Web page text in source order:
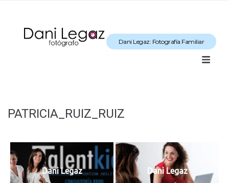
Dani Legaz: Fotografía Familiar
PATRICIA_RUIZ_RUIZ
Dani Legaz Dani Legaz